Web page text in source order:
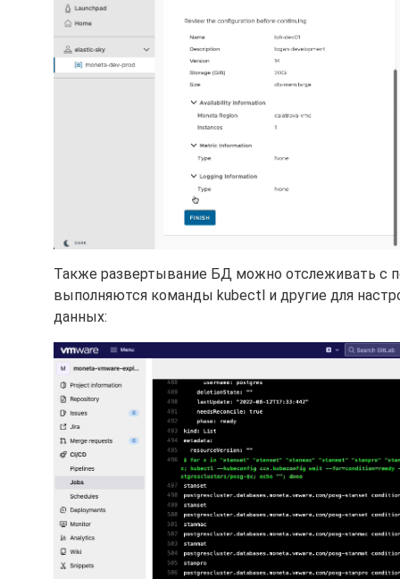
Также развертывание БД можно отслеживать с
выполняются команды kubectl и другие для
данных: